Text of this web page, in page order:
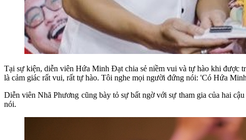
Tại sự kiện, diễn viên Hứa Minh Đạt chia sẻ niềm vui và tự hào khi được
là cảm giác rất vui, rất tự hào. Tôi nghe mọi người đứng nói: 'Có Hứa
Diễn viên Nhã Phương cũng bày tỏ sự bất ngờ với sự tham gia của hai
nói.